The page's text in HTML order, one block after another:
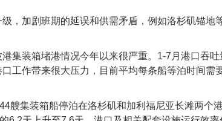
，加剧班期的延误和供需矛盾，例如洛杉矶锚地
集装箱堵港情况今年以来很严重。1-7月港口吞
工作带来很大压力，目前平均每条船等泊时间需
艘集装箱船停泊在洛杉矶和加利福尼亚长滩两个